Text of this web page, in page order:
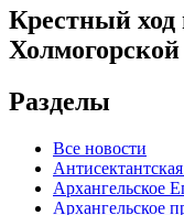
Крестный
Холмогорской
Разделы
Все новости
Архангельское
Архангельское